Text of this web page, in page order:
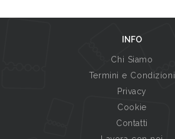
INFO
Chi Siamo
Termini e Condizioni
Privacy
Cookie
Contatti